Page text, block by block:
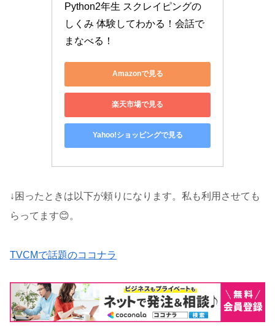
Python2年生 スクレイピングの
しくみ 体験してわかる！会話で
まなべる！
Amazonで見る
楽天市場で見る
Yahoo!ショッピングで見る
↓困ったときは以下が頼りになります。私も利用させても
らってます😊。
TVCMで話題のココナラ